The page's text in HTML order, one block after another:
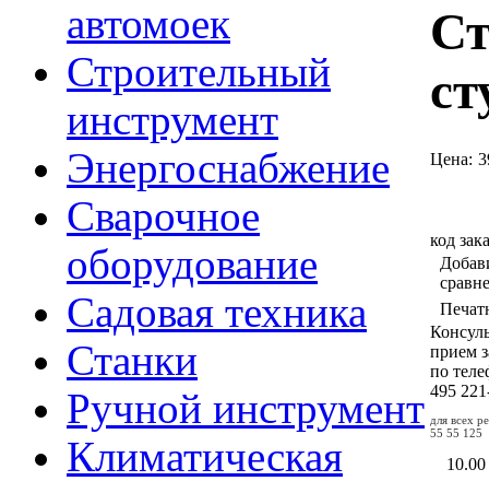
автомоек
Строительный
инструмент
Энергоснабжение
Сварочное
оборудование
Садовая техника
Станки
Ручной инструмент
Климатическая
Цена:
код
прием
по
495
для всех
55 55 125